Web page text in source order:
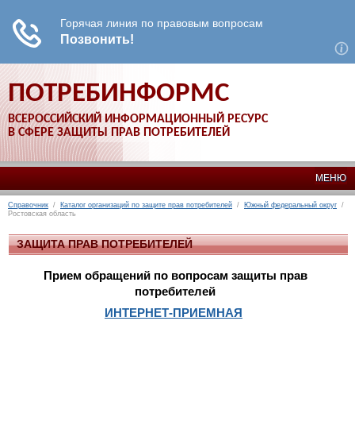
ПОТРЕБИНФОРМС
ВСЕРОССИЙСКИЙ ИНФОРМАЦИОННЫЙ РЕСУРС
В СФЕРЕ ЗАЩИТЫ ПРАВ ПОТРЕБИТЕЛЕЙ
МЕНЮ
Справочник / Каталог организаций по защите прав потребителей / Южный федеральный округ /
Ростовская область
ЗАЩИТА ПРАВ ПОТРЕБИТЕЛЕЙ
Прием обращений по вопросам защиты прав
потребителей
ИНТЕРНЕТ-ПРИЕМНАЯ